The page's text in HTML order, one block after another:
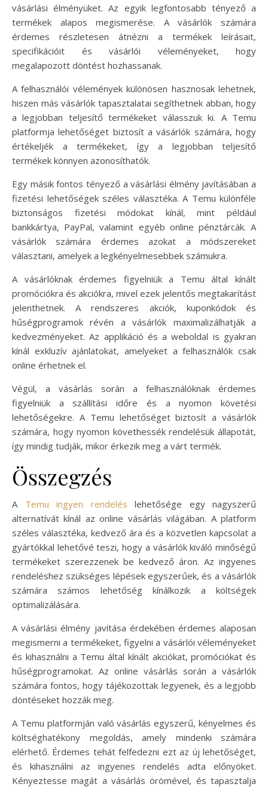
vásárlási élményüket. Az egyik legfontosabb tényező a
termékek alapos megismerése. A vásárlók számára
érdemes részletesen átnézni a termékek leírásait,
specifikációit és vásárlói véleményeket, hogy
megalapozott döntést hozhassanak.
A felhasználói vélemények különösen hasznosak lehetnek,
hiszen más vásárlók tapasztalatai segíthetnek abban, hogy
a legjobban teljesítő termékeket válasszuk ki. A Temu
platformja lehetőséget biztosít a vásárlók számára, hogy
értékeljék a termékeket, így a legjobban teljesítő
termékek könnyen azonosíthatók.
Egy másik fontos tényező a vásárlási élmény javításában a
fizetési lehetőségek széles választéka. A Temu különféle
biztonságos fizetési módokat kínál, mint például
bankkártya, PayPal, valamint egyéb online pénztárcák. A
vásárlók számára érdemes azokat a módszereket
választani, amelyek a legkényelmesebbek számukra.
A vásárlóknak érdemes figyelniük a Temu által kínált
promóciókra és akciókra, mivel ezek jelentős megtakarítást
jelenthetnek. A rendszeres akciók, kuponkódok és
hűségprogramok révén a vásárlók maximalizálhatják a
kedvezményeket. Az applikáció és a weboldal is gyakran
kínál exkluzív ajánlatokat, amelyeket a felhasználók csak
online érhetnek el.
Végül, a vásárlás során a felhasználóknak érdemes
figyelniük a szállítási időre és a nyomon követési
lehetőségekre. A Temu lehetőséget biztosít a vásárlók
számára, hogy nyomon követhessék rendelésük állapotát,
így mindig tudják, mikor érkezik meg a várt termék.
Összegzés
A Temu ingyen rendelés lehetősége egy nagyszerű
alternatívát kínál az online vásárlás világában. A platform
széles választéka, kedvező ára és a közvetlen kapcsolat a
gyártókkal lehetővé teszi, hogy a vásárlók kiváló minőségű
termékeket szerezzenek be kedvező áron. Az ingyenes
rendeléshez szükséges lépések egyszerűek, és a vásárlók
számára számos lehetőség kínálkozik a költségek
optimalizálására.
A vásárlási élmény javítása érdekében érdemes alaposan
megismerni a termékeket, figyelni a vásárlói véleményeket
és kihasználni a Temu által kínált akciókat, promóciókat és
hűségprogramokat. Az online vásárlás során a vásárlók
számára fontos, hogy tájékozottak legyenek, és a legjobb
döntéseket hozzák meg.
A Temu platformján való vásárlás egyszerű, kényelmes és
költséghatékony megoldás, amely mindenki számára
elérhető. Érdemes tehát felfedezni ezt az új lehetőséget,
és kihasználni az ingyenes rendelés adta előnyöket.
Kényeztesse magát a vásárlás örömével, és tapasztalja